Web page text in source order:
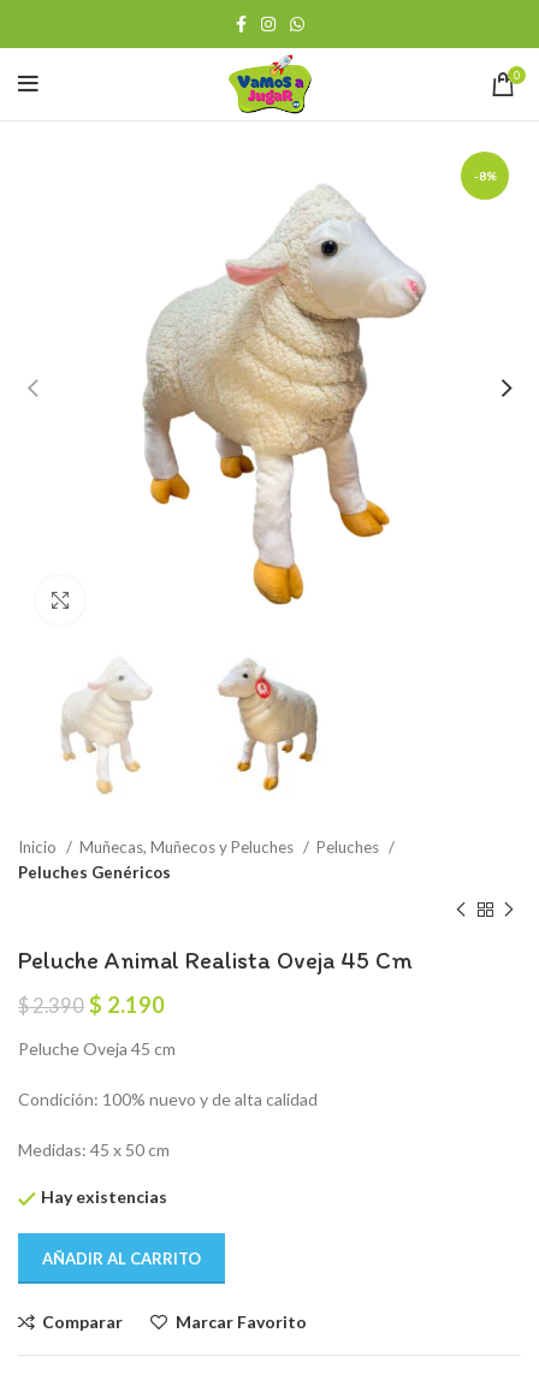
0
-8%
Inicio Muñecas, Muñecos y Peluches
Peluches
Peluches Genéricos
Peluche Animal Realista Oveja 45 Cm
$2.390 El
original
$ 2.390.
$ 2.190El
actual
$ 2.190.
Peluche Oveja 45 cm
Condición: 100% nuevo y de alta calidad
Medidas: 45 x 50 cm
Hay existencias
AÑADIR AL CARRITO
Comparar Marcar Favorito